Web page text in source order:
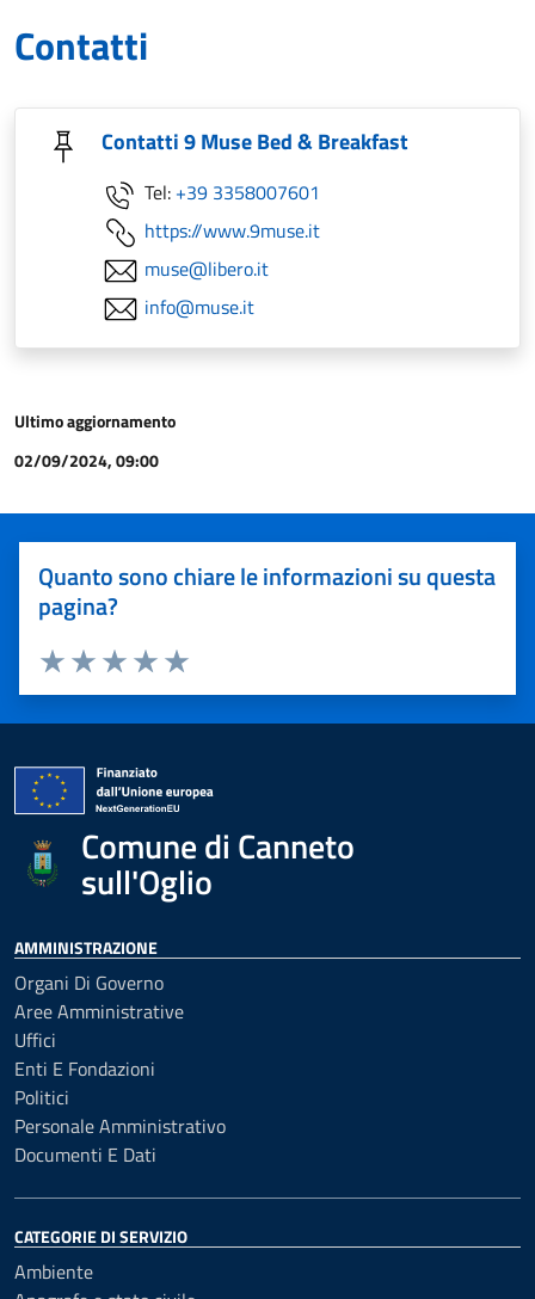
Contatti
Contatti 9 Muse Bed & Breakfast
Tel: +39 3358007601
https://www.9muse.it
muse@libero.it
info@muse.it
Ultimo aggiornamento
02/09/2024, 09:00
Quanto sono chiare le informazioni su questa
pagina?
Valuta 5 stelle su 5
Valuta 4 stelle su 5
Valuta 3 stelle su 5
Valuta 2 stelle su 5
Valuta 1 stelle su 5
Comune di Canneto
sull'Oglio
AMMINISTRAZIONE
Organi Di Governo
Aree Amministrative
Uffici
Enti E Fondazioni
Politici
Personale Amministrativo
Documenti E Dati
CATEGORIE DI SERVIZIO
Ambiente